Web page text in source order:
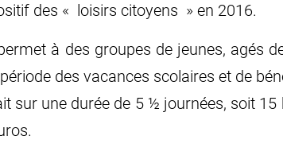
des « loisirs citoyens » en 2016.
à des groupes de jeunes, agés
des vacances scolaires et de
sur une durée de 5 ½ journées, soit